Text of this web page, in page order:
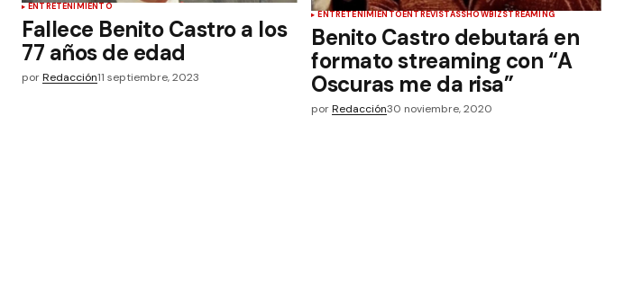
ENTRETENIMIENTO
Fallece Benito Castro a los
77 años de edad
porRedacción11 septiembre, 2023
ENTRETENIMIENTOENTREVISTASSHOWBIZSTREAMING
Benito Castro debutará en
formato streaming con “A
Oscuras me da risa”
por Redacción30 noviembre, 2020